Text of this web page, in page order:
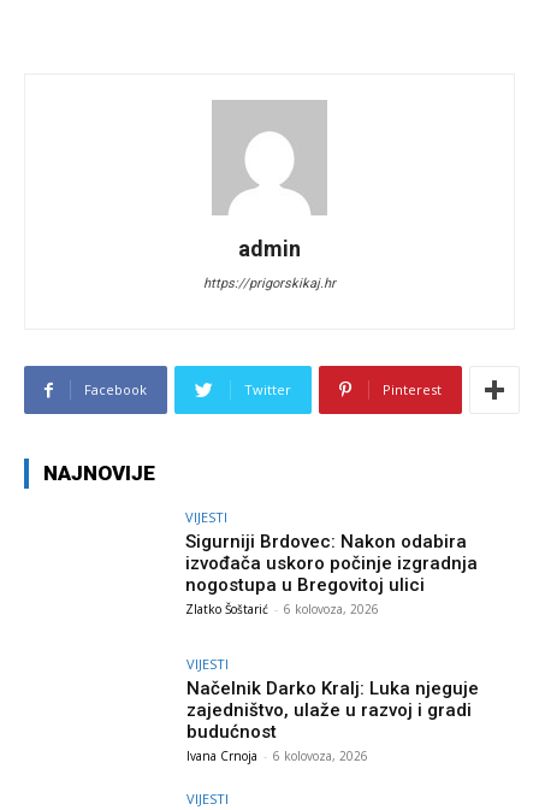
admin
https://prigorskikaj.hr
Facebook Twitter Pinterest
NAJNOVIJE
VIJESTI
Sigurniji Brdovec: Nakon odabira
izvođača uskoro počinje izgradnja
nogostupa u Bregovitoj ulici
Zlatko Šoštarić - 6 kolovoza, 2026
VIJESTI
Načelnik Darko Kralj: Luka njeguje
zajedništvo, ulaže u razvoj i gradi
budućnost
Ivana Crnoja - 6 kolovoza, 2026
VIJESTI